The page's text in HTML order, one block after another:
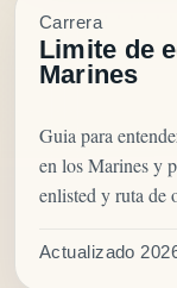
Carrera
Limite de
Marines
Guia para
en los Marines y
enlisted y ruta de
Actualizado